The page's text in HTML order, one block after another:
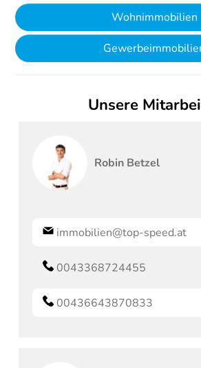
Wohnimmobilien
Unsere
Robin Betzel
immobilien@top-speed.at
0043368724455
00436643870833